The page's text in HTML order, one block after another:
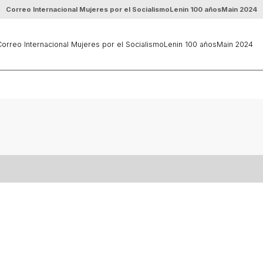
Correo Internacional Mujeres por el SocialismoLenin 100 añosMain 2024
Internacional Mujeres por el SocialismoLenin 100 añosMain 2024